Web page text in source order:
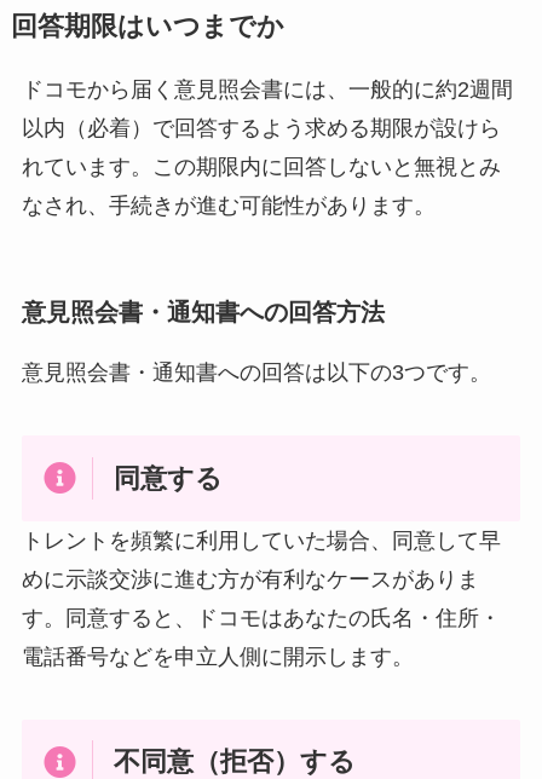
回答期限はいつまでか
ドコモから届く意見照会書には、一般的に約2週間
以内（必着）で回答するよう求める期限が設けら
れています。この期限内に回答しないと無視とみ
なされ、手続きが進む可能性があります。
意見照会書・通知書への回答方法
意見照会書・通知書への回答は以下の3つです。
同意する
トレントを頻繁に利用していた場合、同意して早
めに示談交渉に進む方が有利なケースがありま
す。同意すると、ドコモはあなたの氏名・住所・
電話番号などを申立人側に開示します。
不同意（拒否）する